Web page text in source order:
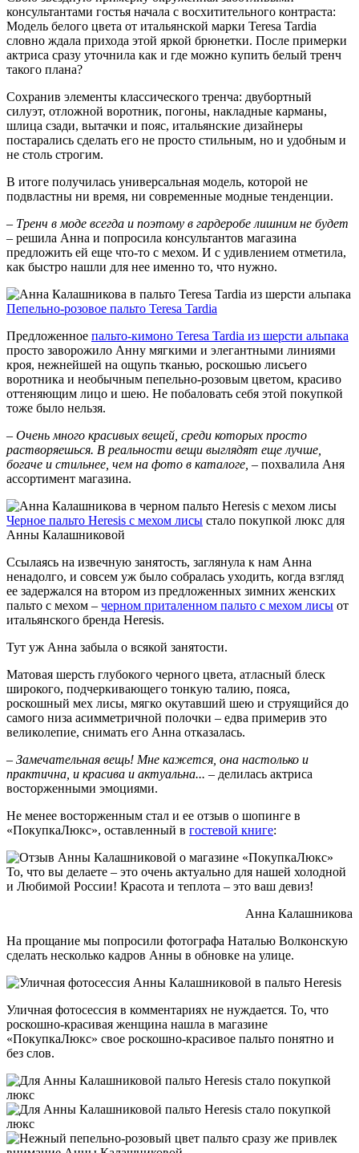
консультантами гостья начала с восхитительного контраста:
Модель белого цвета от итальянской марки Teresa Tardia
словно ждала прихода этой яркой брюнетки. После примерки
актриса сразу уточнила как и где можно купить белый тренч
такого плана?
Сохранив элементы классического тренча: двубортный
силуэт, отложной воротник, погоны, накладные карманы,
шлица сзади, вытачки и пояс, итальянские дизайнеры
постарались сделать его не просто стильным, но и удобным и
не столь строгим.
В итоге получилась универсальная модель, которой не
подвластны ни время, ни современные модные тенденции.
– Тренч в моде всегда и поэтому в гардеробе лишним не будет
– решила Анна и попросила консультантов магазина
предложить ей еще что-то с мехом. И с удивлением отметила,
как быстро нашли для нее именно то, что нужно.
Пепельно-розовое пальто Teresa Tardia
Предложенное пальто-кимоно Teresa Tardia из шерсти альпака
просто заворожило Анну мягкими и элегантными линиями
кроя, нежнейшей на ощупь тканью, роскошью лисьего
воротника и необычным пепельно-розовым цветом, красиво
оттеняющим лицо и шею. Не побаловать себя этой покупкой
тоже было нельзя.
– Очень много красивых вещей, среди которых просто
растворяешься. В реальности вещи выглядят еще лучше,
богаче и стильнее, чем на фото в каталоге, – похвалила Аня
ассортимент магазина.
Черное пальто Heresis с мехом лисы стало покупкой люкс для
Анны Калашниковой
Ссылаясь на извечную занятость, заглянула к нам Анна
ненадолго, и совсем уж было собралась уходить, когда взгляд
ее задержался на втором из предложенных зимних женских
пальто с мехом – черном приталенном пальто с мехом лисы от
итальянского бренда Heresis.
Тут уж Анна забыла о всякой занятости.
Матовая шерсть глубокого черного цвета, атласный блеск
широкого, подчеркивающего тонкую талию, пояса,
роскошный мех лисы, мягко окутавший шею и струящийся до
самого низа асимметричной полочки – едва примерив это
великолепие, снимать его Анна отказалась.
– Замечательная вещь! Мне кажется, она настолько и
практична, и красива и актуальна... – делилась актриса
восторженными эмоциями.
Не менее восторженным стал и ее отзыв о шопинге в
«ПокупкаЛюкс», оставленный в гостевой книге:
То, что вы делаете – это очень актуально для нашей холодной
и Любимой России! Красота и теплота – это ваш девиз!
Анна Калашникова
На прощание мы попросили фотографа Наталью Волконскую
сделать несколько кадров Анны в обновке на улице.
Уличная фотосессия в комментариях не нуждается. То, что
роскошно-красивая женщина нашла в магазине
«ПокупкаЛюкс» свое роскошно-красивое пальто понятно и
без слов.